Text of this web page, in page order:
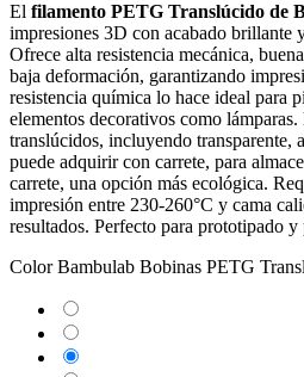
El filamento PETG Translúcido de
impresiones 3D con acabado brillante
Ofrece alta resistencia mecánica,
baja deformación, garantizando
resistencia química lo hace ideal para
elementos decorativos como
translúcidos, incluyendo transparente,
puede adquirir con carrete, para
carrete, una opción más ecológica.
impresión entre 230-260°C y cama
resultados. Perfecto para prototipado
Color Bambulab Bobinas PETG